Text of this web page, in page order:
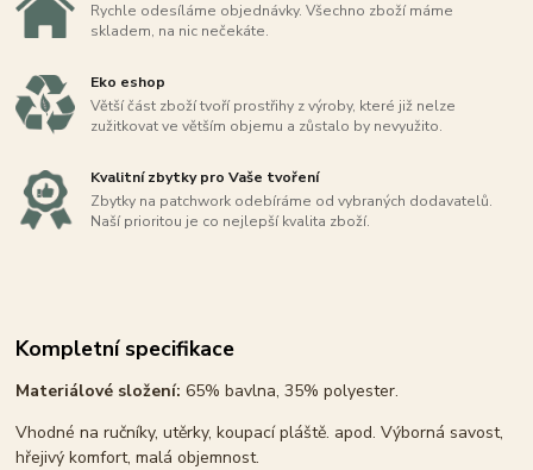
Rychle odesíláme objednávky. Všechno zboží máme
skladem, na nic nečekáte.
Eko eshop
Větší část zboží tvoří prostřihy z výroby, které již nelze
zužitkovat ve větším objemu a zůstalo by nevyužito.
Kvalitní zbytky pro Vaše tvoření
Zbytky na patchwork odebíráme od vybraných dodavatelů.
Naší prioritou je co nejlepší kvalita zboží.
Kompletní specifikace
Materiálové složení:65% bavlna, 35% polyester.
Vhodné na ručníky, utěrky, koupací pláště. apod. Výborná savost,
hřejivý komfort, malá objemnost.